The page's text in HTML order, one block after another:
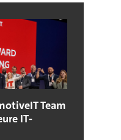
Team
IT‐